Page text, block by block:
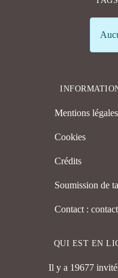
Info
Mentions
Cookies
Crédits
Soumission de
Contact :
QUI EST EN
Il y a 19677